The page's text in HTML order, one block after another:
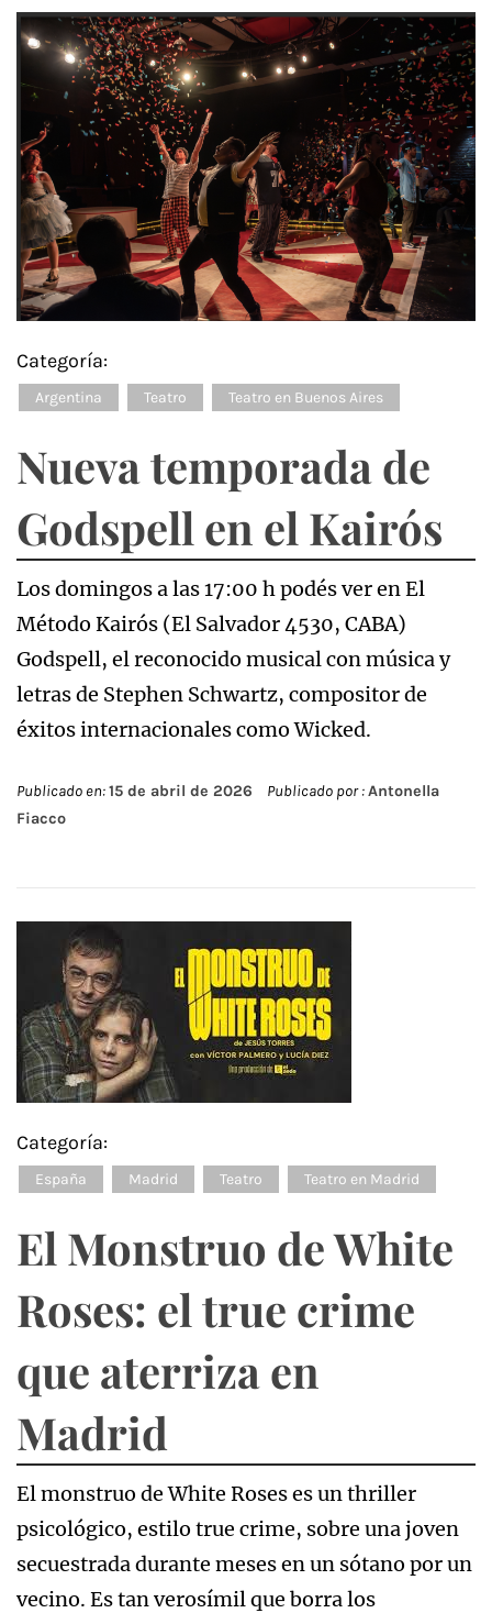
Categoría:
Argentina Teatro Teatro en Buenos Aires
Nueva temporada de
Godspell en el Kairós
Los domingos a las 17:00 h podés ver en El
Método Kairós (El Salvador 4530, CABA)
Godspell, el reconocido musical con música y
letras de Stephen Schwartz, compositor de
éxitos internacionales como Wicked.
Publicado en:15 de abril de 2026 Publicado por :Antonella
Fiacco
Categoría:
España Madrid Teatro Teatro en Madrid
El Monstruo de White
Roses: el true crime
que aterriza en
Madrid
El monstruo de White Roses es un thriller
psicológico, estilo true crime, sobre una joven
secuestrada durante meses en un sótano por un
vecino. Es tan verosímil que borra los